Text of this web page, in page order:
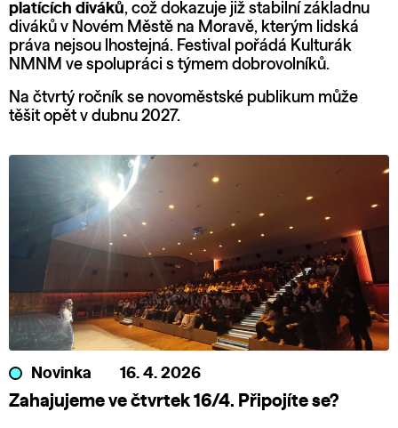
platících diváků, což dokazuje již stabilní základnu
diváků v Novém Městě na Moravě, kterým lidská
práva nejsou lhostejná. Festival pořádá Kulturák
NMNM ve spolupráci s týmem dobrovolníků.
Na čtvrtý ročník se novoměstské publikum může
těšit opět v dubnu 2027.
Novinka 16. 4. 2026
Zahajujeme ve čtvrtek 16/4. Připojíte se?